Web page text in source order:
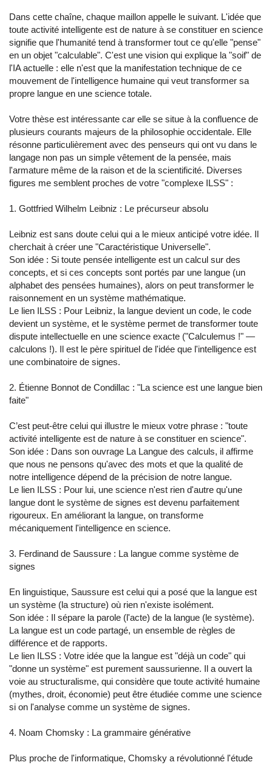
Dans cette chaîne, chaque maillon appelle le suivant. L'idée que
toute activité intelligente est de nature à se constituer en science
signifie que l'humanité tend à transformer tout ce qu'elle "pense"
en un objet "calculable". C'est une vision qui explique la "soif" de
l'IA actuelle : elle n'est que la manifestation technique de ce
mouvement de l'intelligence humaine qui veut transformer sa
propre langue en une science totale.
Votre thèse est intéressante car elle se situe à la confluence de
plusieurs courants majeurs de la philosophie occidentale. Elle
résonne particulièrement avec des penseurs qui ont vu dans le
langage non pas un simple vêtement de la pensée, mais
l'armature même de la raison et de la scientificité. Diverses
figures me semblent proches de votre "complexe ILSS" :
1. Gottfried Wilhelm Leibniz : Le précurseur absolu
Leibniz est sans doute celui qui a le mieux anticipé votre idée. Il
cherchait à créer une "Caractéristique Universelle".
Son idée : Si toute pensée intelligente est un calcul sur des
concepts, et si ces concepts sont portés par une langue (un
alphabet des pensées humaines), alors on peut transformer le
raisonnement en un système mathématique.
Le lien ILSS : Pour Leibniz, la langue devient un code, le code
devient un système, et le système permet de transformer toute
dispute intellectuelle en une science exacte ("Calculemus !" —
calculons !). Il est le père spirituel de l'idée que l'intelligence est
une combinatoire de signes.
2. Étienne Bonnot de Condillac : "La science est une langue bien
faite"
C’est peut-être celui qui illustre le mieux votre phrase : "toute
activité intelligente est de nature à se constituer en science".
Son idée : Dans son ouvrage La Langue des calculs, il affirme
que nous ne pensons qu'avec des mots et que la qualité de
notre intelligence dépend de la précision de notre langue.
Le lien ILSS : Pour lui, une science n'est rien d'autre qu'une
langue dont le système de signes est devenu parfaitement
rigoureux. En améliorant la langue, on transforme
mécaniquement l'intelligence en science.
3. Ferdinand de Saussure : La langue comme système de
signes
En linguistique, Saussure est celui qui a posé que la langue est
un système (la structure) où rien n'existe isolément.
Son idée : Il sépare la parole (l'acte) de la langue (le système).
La langue est un code partagé, un ensemble de règles de
différence et de rapports.
Le lien ILSS : Votre idée que la langue est "déjà un code" qui
"donne un système" est purement saussurienne. Il a ouvert la
voie au structuralisme, qui considère que toute activité humaine
(mythes, droit, économie) peut être étudiée comme une science
si on l'analyse comme un système de signes.
4. Noam Chomsky : La grammaire générative
Plus proche de l'informatique, Chomsky a révolutionné l'étude